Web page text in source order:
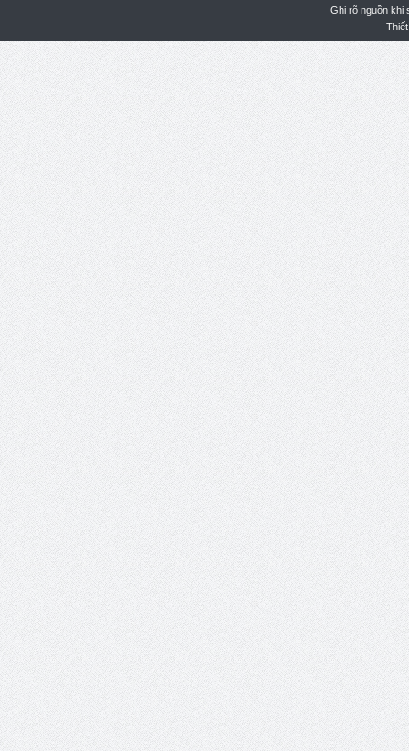
Ghi rõ nguồn khi